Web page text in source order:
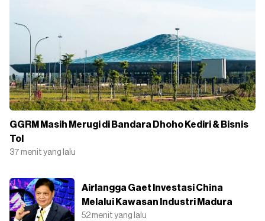
GGRM Masih Merugi di Bandara Dhoho Kediri & Bisnis
Tol
37 menit yang lalu
Airlangga Gaet Investasi China
Melalui Kawasan Industri Madura
52 menit yang lalu